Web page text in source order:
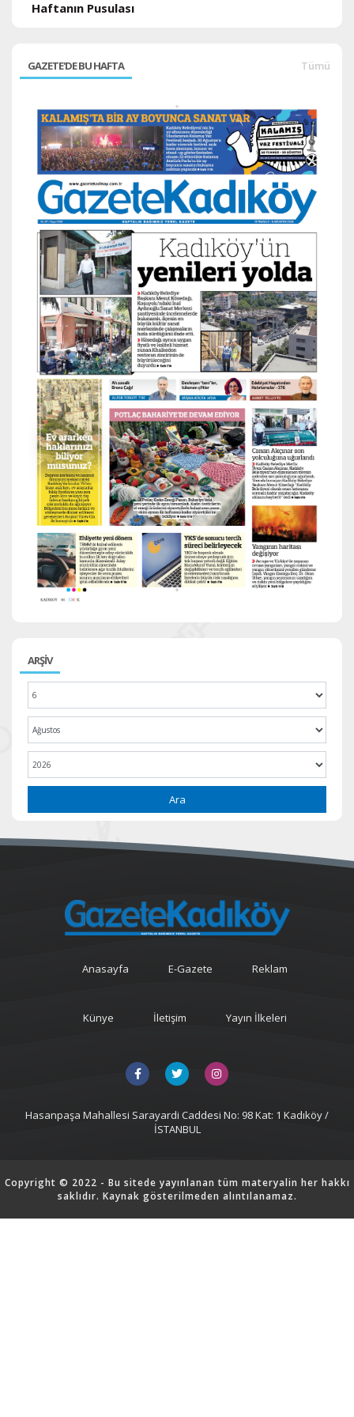
Haftanın Pusulası
GAZETE'DE BU HAFTA Tümü
ARŞİV
Ara
Anasayfa E-Gazete Reklam
Künye İletişim Yayın İlkeleri
Hasanpaşa Mahallesi Sarayardi Caddesi No: 98 Kat: 1 Kadıköy /
İSTANBUL
Copyright © 2022 - Bu sitede yayınlanan tüm materyalin her hakkı
saklıdır. Kaynak gösterilmeden alıntılanamaz.